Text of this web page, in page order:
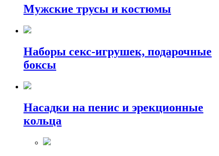
Мужские трусы и костюмы
Наборы секс-игрушек, подарочные
боксы
Насадки на пенис и эрекционные
кольца